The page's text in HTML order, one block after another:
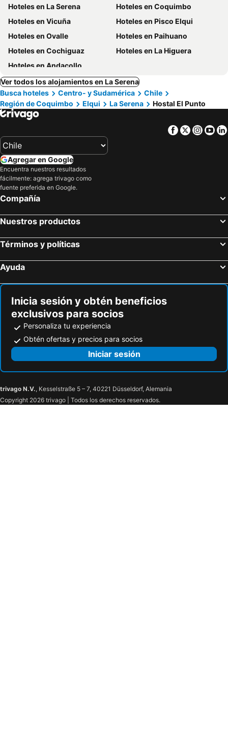
Hoteles en La Serena
Hoteles en Coquimbo
Hoteles en Vicuña
Hoteles en Pisco Elqui
Hoteles en Ovalle
Hoteles en Paihuano
Hoteles en Cochiguaz
Hoteles en La Higuera
Hoteles en Andacollo
Ver todos los alojamientos en La Serena
Busca hoteles
Centro- y Sudamérica
Chile
Región de Coquimbo
Elqui La Serena Hostal El Punto
Facebook
Twitter
Agregar en Google
Encuentra nuestros resultados
fácilmente: agrega trivago como
fuente preferida en Google.
Compañía
Nuestros productos
Términos y políticas
Ayuda
Inicia sesión y obtén beneficios
exclusivos para socios
Personaliza tu experiencia
Obtén ofertas y precios para socios
Iniciar sesión
trivago N.V., Kesselstraße 5 – 7, 40221 Düsseldorf, Alemania
Copyright 2026 trivago | Todos los derechos reservados.